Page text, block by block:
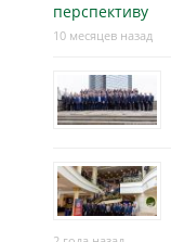
перспективу
10 месяцев назад